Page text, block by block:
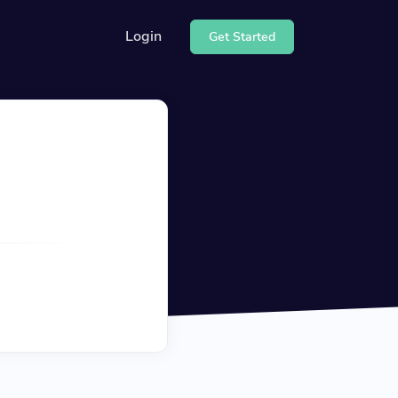
Login Get Started